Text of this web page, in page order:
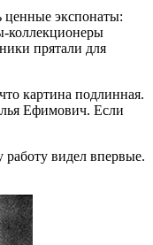
ценные экспонаты:
коллекционеры
прятали для
картина подлинная.
Ефимович. Если
видел впервые.